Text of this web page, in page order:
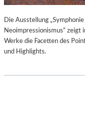
Die Ausstellung
Neoimpressionismus“ zeigt
Werke die Facetten des
und Highlights.